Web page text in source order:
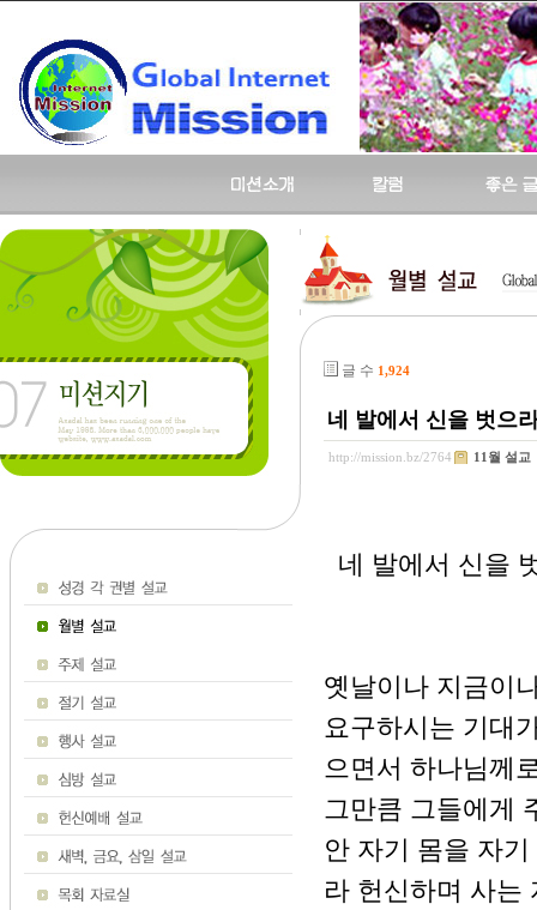
글 수 1,924
네 발에서 신을 벗으
http://mission.bz/2764 11월 설교
네 발에서 신을
옛날이나 지금이
요구하시는 기대
으면서 하나님께
그만큼 그들에게
안 자기 몸을 자
라 헌신하며 사는